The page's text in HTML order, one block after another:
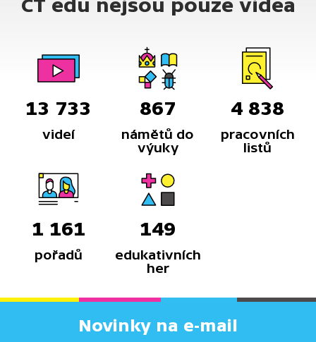
ČT edu nejsou pouze videa
13 733
videí
867
námětů do
výuky
4 838
pracovních
listů
1 161
pořadů
149
edukativních
her
Novinky na e-mail